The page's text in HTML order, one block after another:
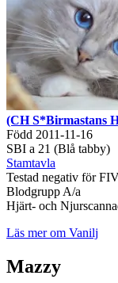
(CH S*Birmastans
Född 2011-11-16
SBI a 21 (Blå tabby)
Stamtavla
Testad negativ för
Blodgrupp A/a
Hjärt- och
Läs mer om Vanilj
Mazzy